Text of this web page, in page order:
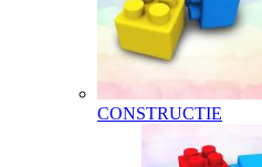
CONSTRUCTIE